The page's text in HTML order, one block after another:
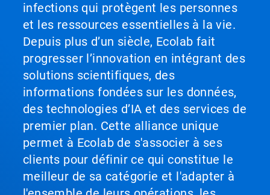
infections qui protègent les personnes
et les ressources essentielles à la vie.
Depuis plus d’un siècle, Ecolab fait
progresser l’innovation en intégrant des
solutions scientifiques, des
informations fondées sur les données,
des technologies d’IA et des services de
premier plan. Cette alliance unique
permet à Ecolab de s'associer à ses
clients pour définir ce qui constitue le
meilleur de sa catégorie et l'adapter à